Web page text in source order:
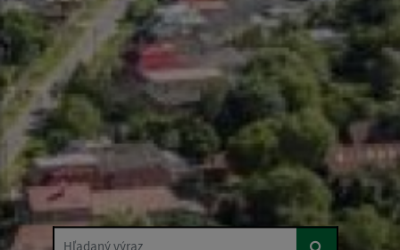
Hľadaný výraz...